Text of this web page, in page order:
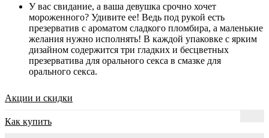
У вас свидание, а ваша девушка срочно хочет
мороженного? Удивите ее! Ведь под рукой есть
презерватив с ароматом сладкого пломбира, а маленькие
желания нужно исполнять! В каждой упаковке с ярким
дизайном содержится три гладких и бесцветных
презерватива для орального секса в смазке для
орального секса.
Акции и скидки
Как купить